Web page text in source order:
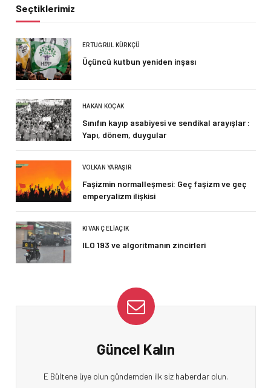
Seçtiklerimiz
ERTUĞRUL KÜRKÇÜ
Üçüncü kutbun yeniden inşası
HAKAN KOÇAK
Sınıfın kayıp asabiyesi ve sendikal arayışlar :
Yapı, dönem, duygular
VOLKAN YARAŞIR
Faşizmin normalleşmesi: Geç faşizm ve geç
emperyalizm ilişkisi
KIVANÇ ELIAÇIK
ILO 193 ve algoritmanın zincirleri
Güncel Kalın
E Bültene üye olun gündemden ilk siz haberdar olun.